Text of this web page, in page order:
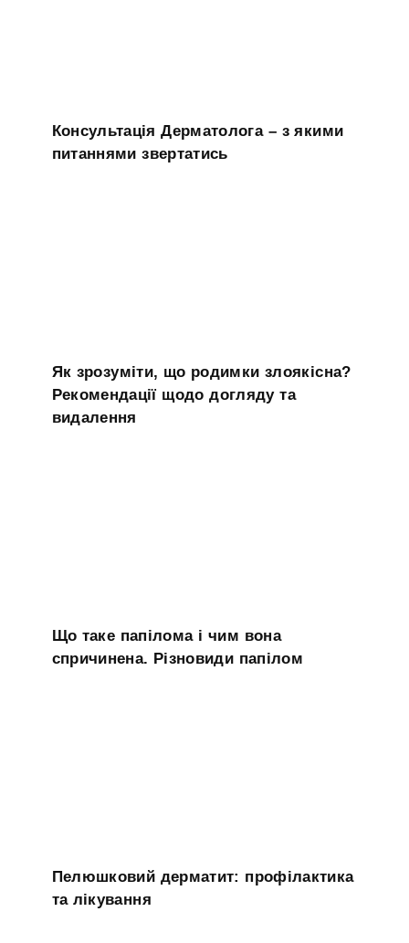
Консультація Дерматолога – з якими
питаннями звертатись
Як зрозуміти, що родимки злоякісна?
Рекомендації щодо догляду та
видалення
Що таке папілома і чим вона
спричинена. Різновиди папілом
Пелюшковий дерматит: профілактика
та лікування